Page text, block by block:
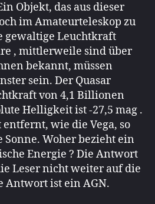
Objekt, das aus dieser
im Amateurteleskop zu
gewaltige Leuchtkraft
, mittlerweile sind über
bekannt, müssen
sein. Der Quasar
von 4,1 Billionen
Helligkeit ist -27,5 mag .
wie die Vega, so
Woher bezieht ein
Energie ? Die Antwort
Leser nicht weiter auf die
Antwort ist ein AGN.